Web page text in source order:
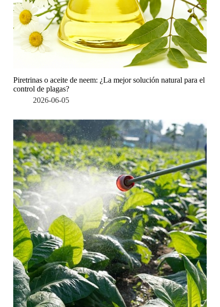
Piretrinas o aceite de neem: ¿La mejor solución natural para el
control de plagas?
2026-06-05